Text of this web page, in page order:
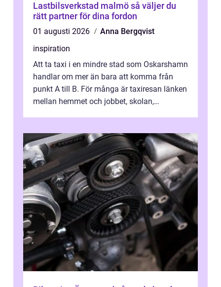
Lastbilsverkstad malmö så väljer du
rätt partner för dina fordon
01 augusti 2026
Anna Bergqvist
inspiration
Att ta taxi i en mindre stad som Oskarshamn
handlar om mer än bara att komma från
punkt A till B. För många är taxiresan länken
mellan hemmet och jobbet, skolan,